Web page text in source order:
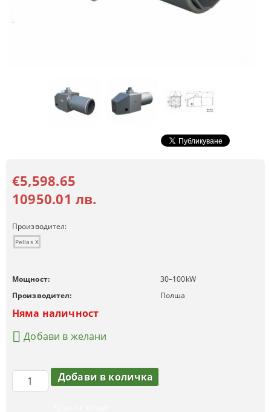
€5,598.65
10950.01 лв.
Производител:
Pellas X
Мощност: 30–100kW
Производител:
Полша
Няма наличност
Добави в желани